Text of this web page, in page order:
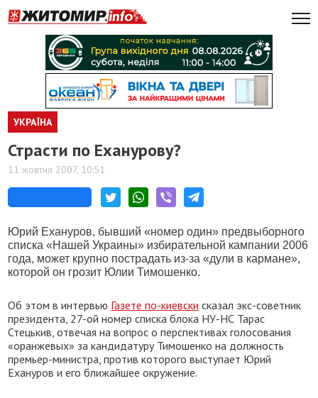
УКРАЇНА
Страсти по Еханурову?
11 жовтня 2007, 10:51
Юрий Ехануров, бывший «номер один» предвыборного
списка «Нашей Украины» избирательной кампании 2006
года, может крупно пострадать из-за «дули в кармане»,
которой он грозит Юлии Тимошенко.
Об этом в интервью Газете по-киевски сказал экс-советник
президента, 27-ой номер списка блока НУ-НС Тарас
Стецькив, отвечая на вопрос о перспективах голосования
«оранжевых» за кандидатуру Тимошенко на должность
премьер-министра, против которого выступает Юрий
Ехануров и его ближайшее окружение.